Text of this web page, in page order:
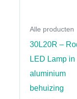
Alle producten
30L20R –
LED Lamp in
aluminium
behuizing